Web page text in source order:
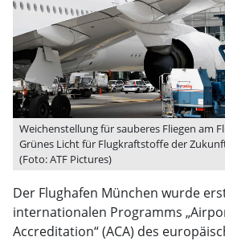
Weichenstellung für sauberes Fliegen am
Grünes Licht für Flugkraftstoffe der
(Foto: ATF Pictures)
Der Flughafen München wurde
internationalen Programms
Accreditation“ (ACA) des